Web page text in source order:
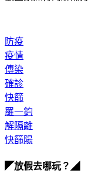
防疫
疫情
傳染
確診
快篩
羅一鈞
解隔離
快篩陽
◤放假去哪玩？◢